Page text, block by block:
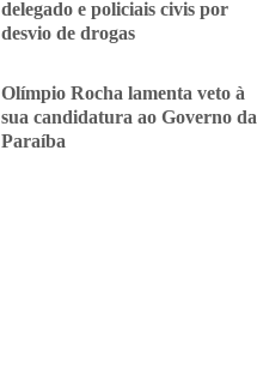
delegado e policiais civis por
desvio de drogas
Olímpio Rocha lamenta veto à
sua candidatura ao Governo da
Paraíba